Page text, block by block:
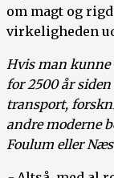
om magt og
virkeligheden
Hvis man
for 2500 år
transport,
andre moderne
Foulum eller